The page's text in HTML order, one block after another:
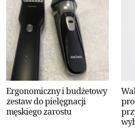
Ergonomiczny i budżetowy
zestaw do pielęgnacji
męskiego zarostu